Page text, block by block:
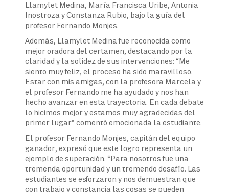
Llamylet Medina, María Francisca Uribe, Antonia
Inostroza y Constanza Rubio, bajo la guía del
profesor Fernando Monjes.
Además, Llamylet Medina fue reconocida como
mejor oradora del certamen, destacando por la
claridad y la solidez de sus intervenciones: “Me
siento muy feliz, el proceso ha sido maravilloso.
Estar con mis amigas, con la profesora Marcela y
el profesor Fernando me ha ayudado y nos han
hecho avanzar en esta trayectoria. En cada debate
lo hicimos mejor y estamos muy agradecidas del
primer lugar” comentó emocionada la estudiante.
El profesor Fernando Monjes, capitán del equipo
ganador, expresó que este logro representa un
ejemplo de superación. “Para nosotros fue una
tremenda oportunidad y un tremendo desafío. Las
estudiantes se esforzaron y nos demuestran que
con trabajo y constancia las cosas se pueden